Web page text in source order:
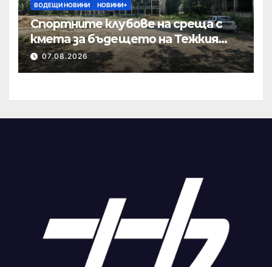
ВОДЕЩИ НОВИНИ НОВИНИ+
Спортните клубове на среща с
кмета за бъдещето на Тежкия
полк
07.08.2026